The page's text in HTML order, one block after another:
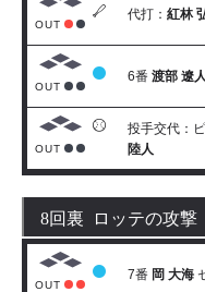
OUT
代打： 紅林
OUT
6番 渡部 遼人
OUT
投手交代：
陸人
8回裏 ロッテの攻撃
OUT
7番 岡 大海